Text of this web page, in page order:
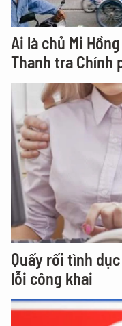
Ai là chủ Mi
Thanh tra Chính
Quấy rối tình
lỗi công khai